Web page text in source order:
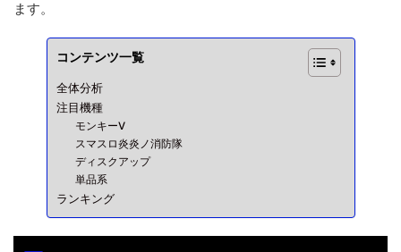
ます。
コンテンツ一覧
全体分析
注目機種
モンキーV
スマスロ炎炎ノ消防隊
ディスクアップ
単品系
ランキング